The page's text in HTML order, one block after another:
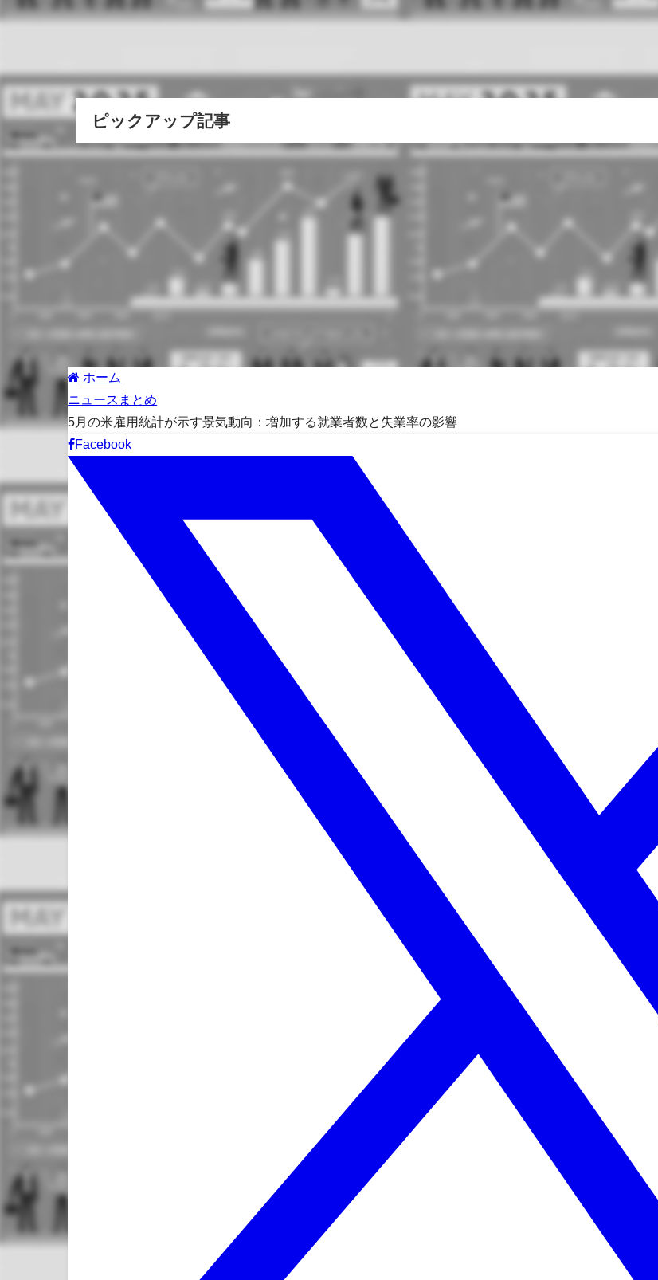
ピックアップ記事
ホーム
ニュースまとめ
5月の米雇用統計が示す景気動向：増加する就業者数と失業率の影響
Facebook